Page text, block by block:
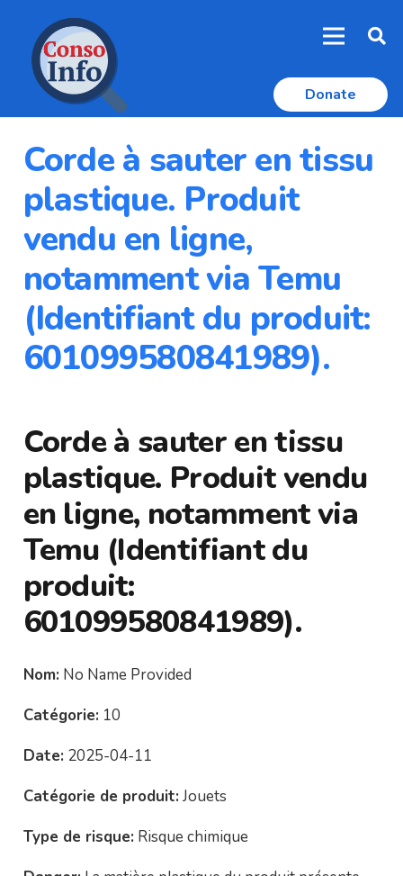
Donate
Corde à sauter en tissu
plastique. Produit
vendu en ligne,
notamment via Temu
(Identifiant du produit:
601099580841989).
Corde à sauter en tissu
plastique. Produit vendu
en ligne, notamment via
Temu (Identifiant du
produit:
601099580841989).
Nom: No Name Provided
Catégorie: 10
Date: 2025-04-11
Catégorie de produit: Jouets
Type de risque: Risque chimique